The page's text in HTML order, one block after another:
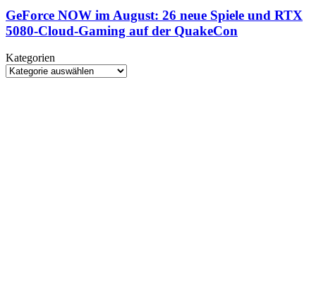
auf
Täterjagd
im
August:
26
Spiele
und
GeForce NOW im August: 26 neue Spiele und RTX
5080-Cloud-Gaming auf der QuakeCon
Kategorien
Kategorien